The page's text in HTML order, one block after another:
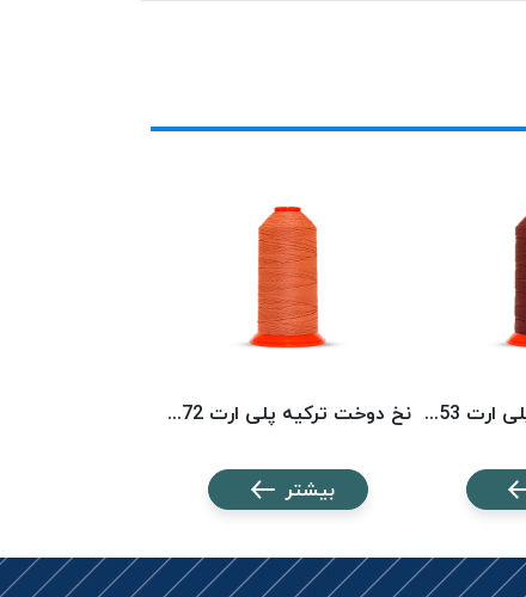
نخ دوخت ترکیه پلی ارت 8153 POLYART نخ دوخت ترکیه پلی ارت 8072 POLYART
بیشتر